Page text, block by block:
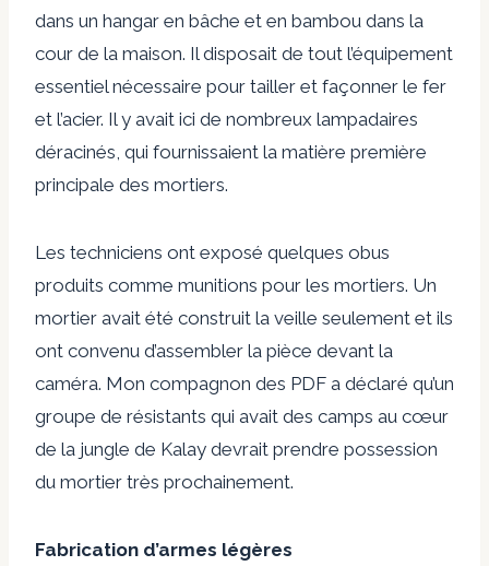
dans un hangar en bâche et en bambou dans la
cour de la maison. Il disposait de tout l’équipement
essentiel nécessaire pour tailler et façonner le fer
et l’acier. Il y avait ici de nombreux lampadaires
déracinés, qui fournissaient la matière première
principale des mortiers.
Les techniciens ont exposé quelques obus
produits comme munitions pour les mortiers. Un
mortier avait été construit la veille seulement et ils
ont convenu d’assembler la pièce devant la
caméra. Mon compagnon des PDF a déclaré qu’un
groupe de résistants qui avait des camps au cœur
de la jungle de Kalay devrait prendre possession
du mortier très prochainement.
Fabrication d’armes légères